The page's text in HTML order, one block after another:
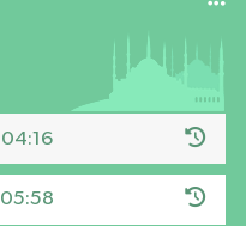
04:16
05:58